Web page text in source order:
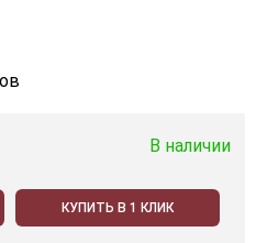
В наличии
КУПИТЬ В 1 КЛИК